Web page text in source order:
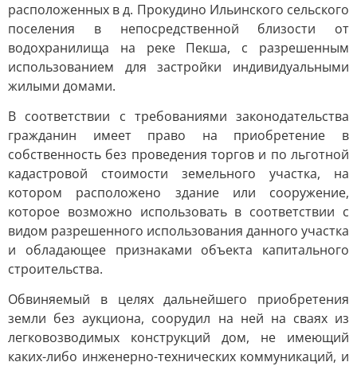
расположенных в д. Прокудино Ильинского сельского
поселения в непосредственной близости от
водохранилища на реке Пекша, с разрешенным
использованием для застройки индивидуальными
жилыми домами.
В соответствии с требованиями законодательства
гражданин имеет право на приобретение в
собственность без проведения торгов и по льготной
кадастровой стоимости земельного участка, на
котором расположено здание или сооружение,
которое возможно использовать в соответствии с
видом разрешенного использования данного участка
и обладающее признаками объекта капитального
строительства.
Обвиняемый в целях дальнейшего приобретения
земли без аукциона, соорудил на ней на сваях из
легковозводимых конструкций дом, не имеющий
каких-либо инженерно-технических коммуникаций, и